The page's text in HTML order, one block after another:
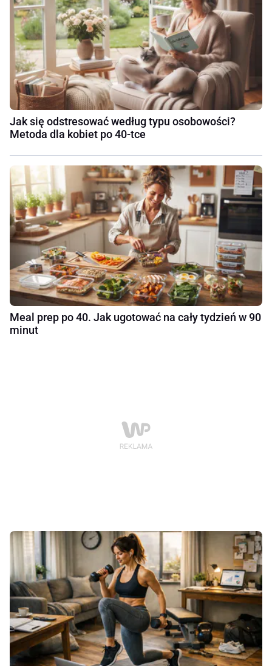
Jak się odstresować według typu osobowości?
Metoda dla kobiet po 40-tce
Meal prep po 40. Jak ugotować na cały tydzień w 90
minut